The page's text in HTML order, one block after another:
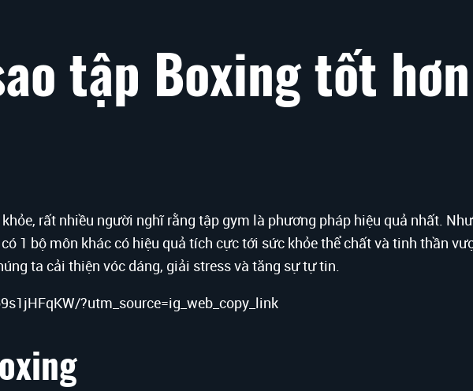
tập Boxing tốt hơn
rất nhiều người nghĩ rằng tập gym là phương pháp hiệu quả nhất.
1 bộ môn khác có hiệu quả tích cực tới sức khỏe thể chất và tinh thần
ta cải thiện vóc dáng, giải stress và tăng sự tự tin.
?utm_source=ig_web_copy_link